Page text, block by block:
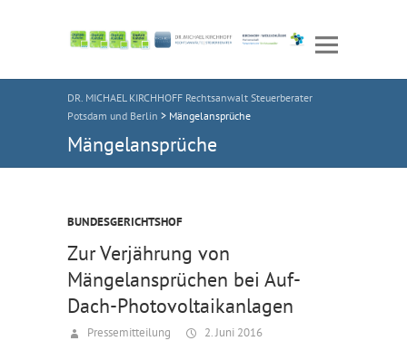
DR. MICHAEL KIRCHHOFF Rechtsanwalt Steuerberater
Potsdam und Berlin > Mängelansprüche
Mängelansprüche
BUNDESGERICHTSHOF
Zur Verjährung von
Mängelansprüchen bei Auf-
Dach-Photovoltaikanlagen
Pressemitteilung 2. Juni 2016